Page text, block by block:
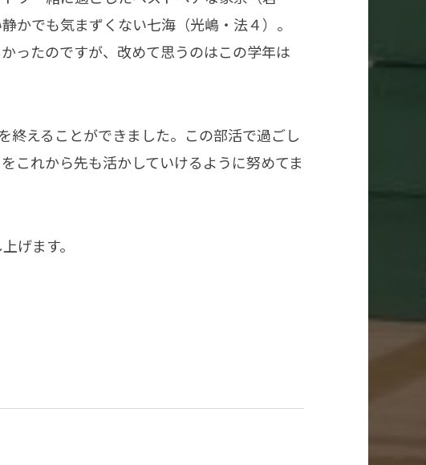
かでも気まずくない七海（光嶋・法４）。
ったのですが、改めて思うのはこの学年は
終えることができました。この部活で過ごし
これから先も活かしていけるように努めてま
げます。